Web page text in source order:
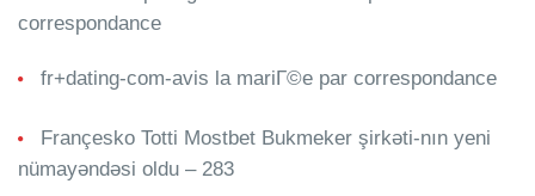
correspondance
fr+dating-com-avis la mariГ©e par correspondance
Françesko Totti Mostbet Bukmeker şirkəti-nın yeni
nümayəndəsi oldu – 283